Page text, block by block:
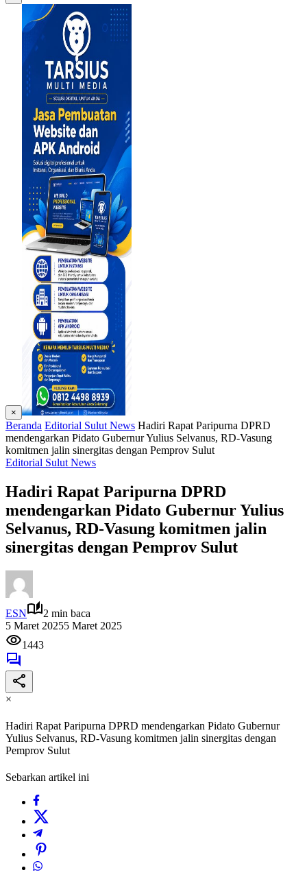
×
Beranda Editorial Sulut News Hadiri Rapat Paripurna DPRD
mendengarkan Pidato Gubernur Yulius Selvanus, RD-Vasung
komitmen jalin sinergitas dengan Pemprov Sulut
Editorial Sulut News
Hadiri Rapat Paripurna DPRD
mendengarkan Pidato Gubernur Yulius
Selvanus, RD-Vasung komitmen jalin
sinergitas dengan Pemprov Sulut
ESN
2 min baca
5 Maret 20255 Maret 2025
1443
×
Hadiri Rapat Paripurna DPRD mendengarkan Pidato Gubernur
Yulius Selvanus, RD-Vasung komitmen jalin sinergitas dengan
Pemprov Sulut
Sebarkan artikel ini